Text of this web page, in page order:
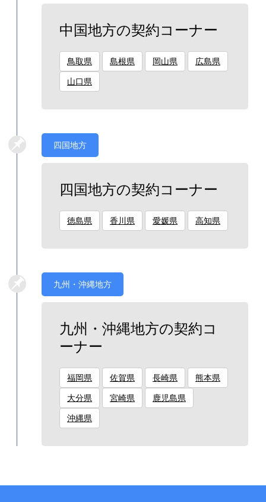
中国地方の契約コーナー
鳥取県 島根県 岡山県 広島県
山口県
四国地方
四国地方の契約コーナー
徳島県 香川県 愛媛県 高知県
九州・沖縄地方
九州・沖縄地方の契約コ
ーナー
福岡県 佐賀県 長崎県 熊本県
大分県 宮崎県 鹿児島県
沖縄県